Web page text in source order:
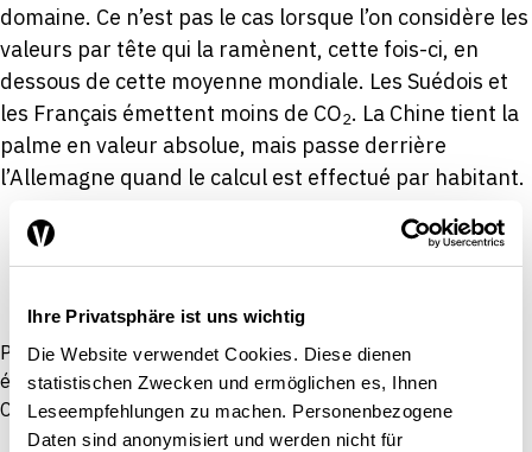
Ihre Privatsphäre ist uns wichtig
Die Website verwendet Cookies. Diese dienen
statistischen Zwecken und ermöglichen es, Ihnen
Leseempfehlungen zu machen. Personenbezogene
Daten sind anonymisiert und werden nicht für
domaine. Ce n’est pas le cas lorsque l’on considère les
valeurs par tête qui la ramènent, cette fois-ci, en
dessous de cette moyenne mondiale. Les Suédois et
les Français émettent moins de CO2. La Chine tient la
palme en valeur absolue, mais passe derrière
l’Allemagne quand le calcul est effectué par habitant.
Proposition de citation: Die Volkswirtschaft / La Vie
économique (2017). Un bilan plutôt mitigé pour les rejets de
CO2.La Vie économique, 21 décembre.